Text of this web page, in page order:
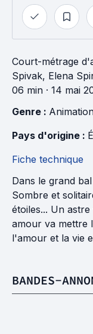
Court-métrage
Spivak, Elena
06 min · 14 mai
Genre :
Pays d'origine :
Fiche technique
Dans le grand
Sombre et
étoiles... Un
amour va mettre
l'amour et la vie
BANDES-